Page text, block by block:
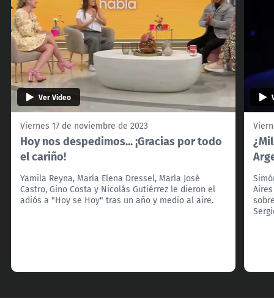
Ver Video
Viernes 17 de noviembre de 2023
Hoy nos despedimos... ¡Gracias por todo
el cariño!
Yamila Reyna, María Elena Dressel, María José
Castro, Gino Costa y Nicolás Gutiérrez le dieron el
adiós a "Hoy se Hoy" tras un año y medio al aire.